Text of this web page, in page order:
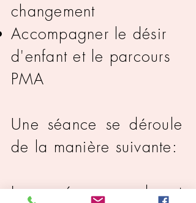
changement
Accompagner le désir
d'enfant et le parcours
PMA
Une séance se déroule
de la manière suivante:
Les séances durent